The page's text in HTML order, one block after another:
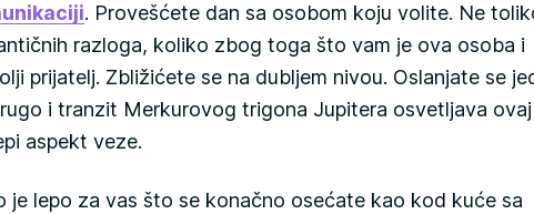
. Provešćete dan sa osobom koju volite. Ne
razloga, koliko zbog toga što vam je ova osoba i
prijatelj. Zbližićete se na dubljem nivou. Oslanjate se
i tranzit Merkurovog trigona Jupitera osvetljava ovaj
aspekt veze.
je lepo za vas što se konačno osećate kao kod kuće sa